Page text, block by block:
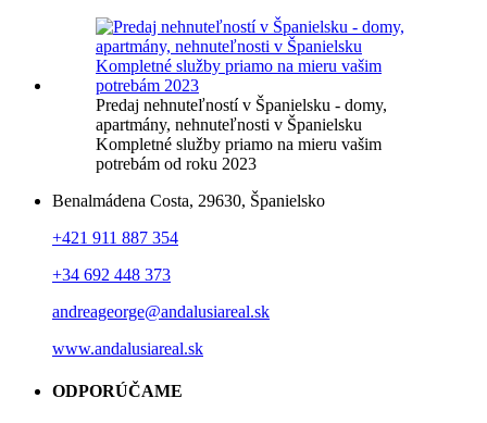
Predaj nehnuteľností v Španielsku - domy,
apartmány, nehnuteľnosti v Španielsku
Kompletné služby priamo na mieru vašim
potrebám od roku 2023
Benalmádena Costa, 29630, Španielsko
+421 911 887 354
+34 692 448 373
andreageorge@andalusiareal.sk
www.andalusiareal.sk
ODPORÚČAME